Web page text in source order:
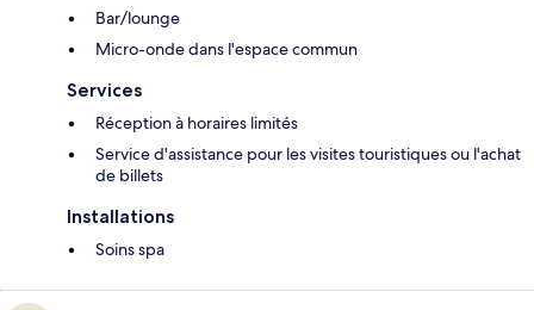
Bar/lounge
Micro-onde dans l'espace commun
Services
Réception à horaires limités
Service d'assistance pour les visites touristiques ou l'achat
de billets
Installations
Soins spa